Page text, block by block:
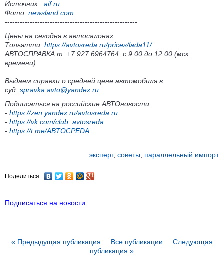
Источник: aif.ru
Фото: newsland.com
-----------------------------------------------------
Цены на сегодня в автосалонах
Тольятти: https://avtosreda.ru/prices/lada11/
АВТОСПРАВКА т. +7 927 6964764 с 9:00 до 12:00 (мск
времени)
Выдаем справки о средней цене автомобиля в
суд: spravka.avto@yandex.ru
Подписаться на российские АВТОновости:
- https://zen.yandex.ru/avtosreda.ru
- https://vk.com/club_avtosreda
- https://t.me/ABTOCPEDA
эксперт, советы, параллельный импорт
Поделиться
Подписаться на новости
« Предыдущая публикация Все публикации
Следующая
публикация »